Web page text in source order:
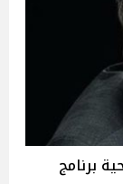
برنامج